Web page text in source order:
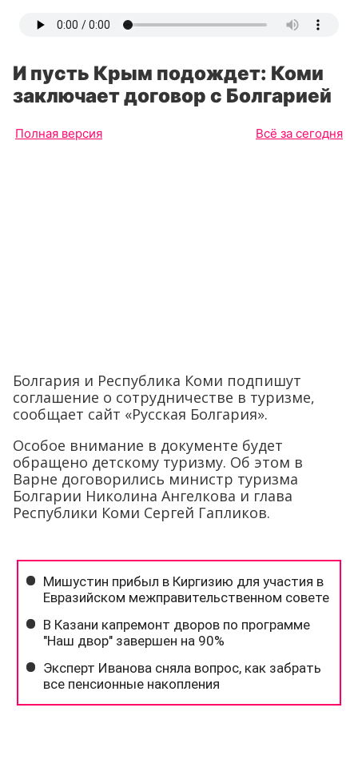
И пусть Крым подождет: Коми
заключает договор с Болгарией
Полная версия Всё за сегодня
Болгария и Республика Коми подпишут
соглашение о сотрудничестве в туризме,
сообщает сайт «Русская Болгария».
Особое внимание в документе будет
обращено детскому туризму. Об этом в
Варне договорились министр туризма
Болгарии Николина Ангелкова и глава
Республики Коми Сергей Гапликов.